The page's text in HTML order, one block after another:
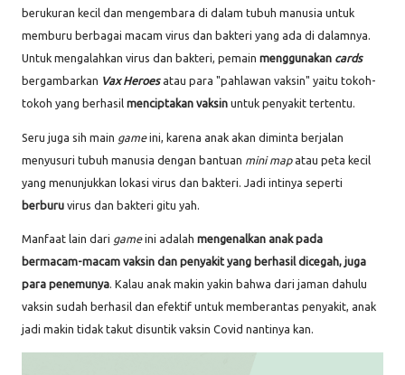
berukuran kecil dan mengembara di dalam tubuh manusia untuk
memburu berbagai macam virus dan bakteri yang ada di dalamnya.
Untuk mengalahkan virus dan bakteri, pemain menggunakan cards
bergambarkan Vax Heroes atau para "pahlawan vaksin" yaitu tokoh-
tokoh yang berhasil menciptakan vaksin untuk penyakit tertentu.
Seru juga sih main gameini, karena anak akan diminta berjalan
menyusuri tubuh manusia dengan bantuan mini mapatau peta kecil
yang menunjukkan lokasi virus dan bakteri. Jadi intinya seperti
berburu virus dan bakteri gitu yah.
Manfaat lain dari gameini adalah mengenalkan anak pada
bermacam-macam vaksin dan penyakit yang berhasil dicegah, juga
para penemunya. Kalau anak makin yakin bahwa dari jaman dahulu
vaksin sudah berhasil dan efektif untuk memberantas penyakit, anak
jadi makin tidak takut disuntik vaksin Covid nantinya kan.